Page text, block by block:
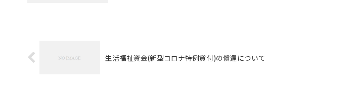
生活福祉資金(新型コロナ特例貸付)の償還について